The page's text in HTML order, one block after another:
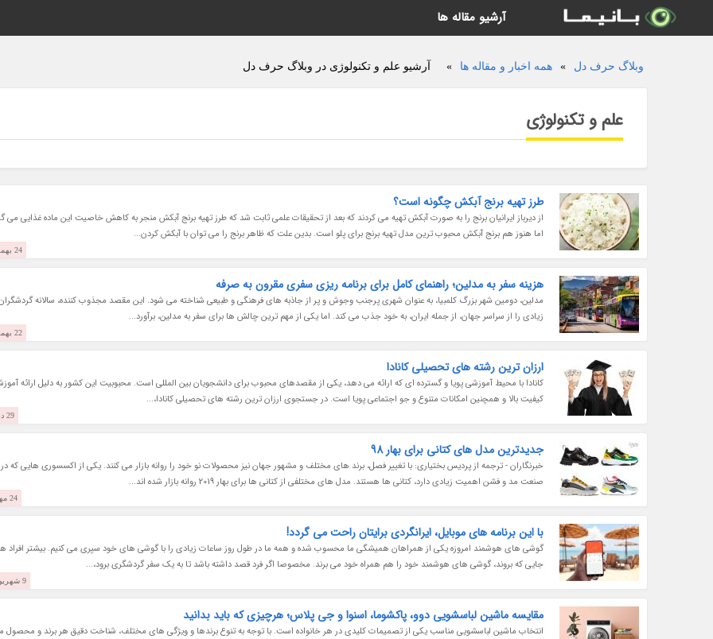
وبلاگ حرف دل » همه اخبار و مقاله ها » آرشیو علم و تکنولوژی در وبلاگ حرف دل
علم و تکنولوژی
طرز تهیه برنج آبکش چگونه است؟
از دیرباز ایرانیان برنج را به صورت آبکش تهیه می کردند که بعد از تحقیقات علمی ثابت شد که طرز تهیه برنج آبکش منجر به کاهش خاصیت این ماده غذایی می
اما هنوز هم برنج آبکش محبوب ترین مدل تهیه برنج برای پلو است. بدین علت که ظاهر برنج را می توان با آبکش کردن...
24 بهمن 1403
هزینه سفر به مدلین؛ راهنمای کامل برای برنامه ریزی سفری مقرون به صرفه
مدلین، دومین شهر بزرگ کلمبیا، به عنوان شهری پرجنب وجوش و پر از جاذبه های فرهنگی و طبیعی شناخته می شود. این مقصد مجذوب کننده، سالانه
زیادی را از سراسر جهان، از جمله ایران، به خود جذب می کند. اما یکی از مهم ترین چالش ها برای سفر به مدلین، برآورد...
22 بهمن 1403
ارزان ترین رشته های تحصیلی کانادا
کانادا با محیط آموزشی پویا و گسترده ای که ارائه می دهد، یکی از مقصدهای محبوب برای دانشجویان بین المللی است. محبوبیت این کشور به دلیل ارائه
کیفیت بالا و همچنین امکانات متنوع و جو اجتماعی پویا است. در جستجوی ارزان ترین رشته های تحصیلی کانادا،...
29 دی 1403
جدیدترین مدل های کتانی برای بهار 98
خبرنگاران - ترجمه از پردیس بختیاری: با تغییر فصل، برند های مختلف و مشهور جهان نیز محصولات نو خود را روانه بازار می کنند. یکی از اکسسوری هایی که در
صنعت مد و فشن اهمیت زیادی دارد، کتانی ها هستند. مدل های مختلفی از کتانی ها برای بهار 2019 روانه بازار شده اند...
24 مهر 1403
با این برنامه های موبایل، ایرانگردی برایتان راحت می گردد!
گوشی های هوشمند امروزه یکی از همراهان همیشگی ما محسوب شده و همه ما در طول روز ساعات زیادی را با گوشی های خود سپری می کنیم. بیشتر افراد
جایی که بروند، گوشی های هوشمند خود را هم همراه خود می برند. مخصوصا اگر فرد قصد داشته باشد تا به یک سفر گردشگری برود،...
9 شهریور 1403
مقایسه ماشین لباسشویی دوو، پاکشوما، اسنوا و جی پلاس؛ هرچیزی که باید بدانید
انتخاب ماشین لباسشویی مناسب یکی از تصمیمات کلیدی در هر خانواده است. با توجه به تنوع برندها و ویژگی های مختلف، شناخت دقیق هر برند و محصول
آرشیو مقاله ها